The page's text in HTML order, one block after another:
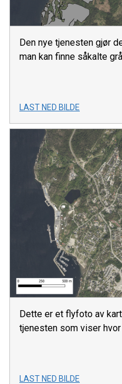
Den nye tjenesten gjør
man kan finne såkalte
LAST NED BILDE
Dette er et flyfoto av
tjenesten som viser hvor
LAST NED BILDE